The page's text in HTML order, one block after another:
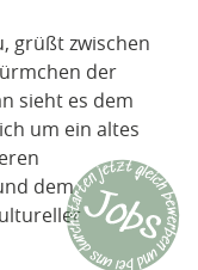
grüßt zwischen
der
sieht es dem
um ein altes
dem